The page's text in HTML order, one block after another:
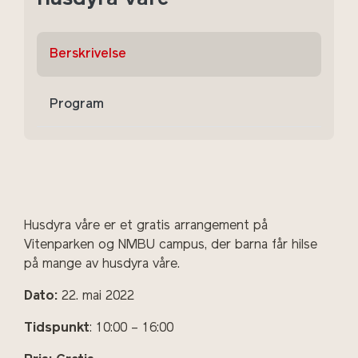
Berskrivelse
Program
Husdyra våre er et gratis arrangement på
Vitenparken og NMBU campus, der barna får hilse
på mange av husdyra våre.
Dato: 22. mai 2022
Tidspunkt: 10:00 – 16:00